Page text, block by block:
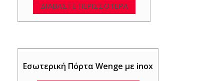
ΔΙΑΒΆΣΤΕ ΠΕΡΙΣΣΌΤΕΡΑ
Εσωτερική Πόρτα Wenge με inox